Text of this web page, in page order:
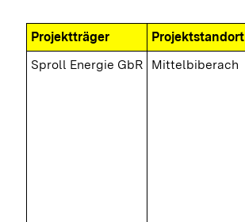
Projektträger Projektstandort
Sproll Energie GbR
Mittelbiberach